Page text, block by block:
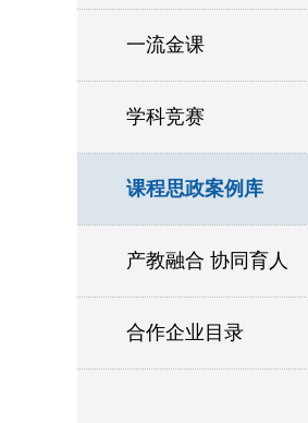
一流金课
学科竞赛
课程思政案例库
产教融合 协同育人
合作企业目录